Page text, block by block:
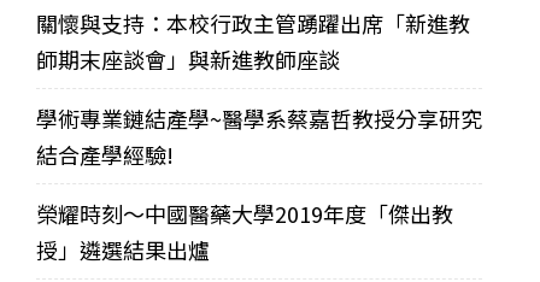
關懷與支持：本校行政主管踴躍出席「新進教
師期末座談會」與新進教師座談
學術專業鏈結產學~醫學系蔡嘉哲教授分享研究
結合產學經驗!
榮耀時刻～中國醫藥大學2019年度「傑出教
授」遴選結果出爐